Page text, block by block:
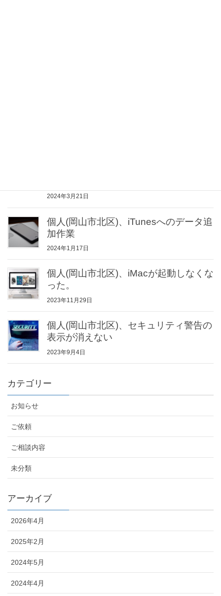
2024年3月21日
個人(岡山市北区)、iTunesへのデータ追
加作業
2024年1月17日
個人(岡山市北区)、iMacが起動しなくな
った。
2023年11月29日
個人(岡山市北区)、セキュリティ警告の
表示が消えない
2023年9月4日
カテゴリー
お知らせ
ご依頼
ご相談内容
未分類
アーカイブ
2026年4月
2025年2月
2024年5月
2024年4月